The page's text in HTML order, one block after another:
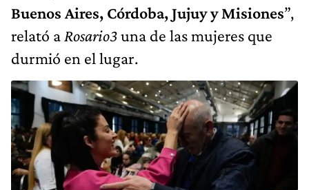
Buenos Aires, Córdoba, Jujuy y Misiones”,
relató a Rosario3una de las mujeres que
durmió en el lugar.